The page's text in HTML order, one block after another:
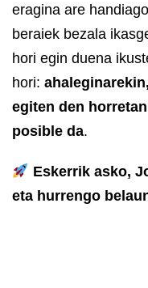
eragina are
beraiek bezala
hori egin duena
hori:
egiten den
posible da.
Eskerrik asko,
eta hurrengo